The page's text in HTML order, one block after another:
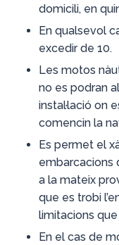
domicili, en
En qualsevol
excedir de 10.
Les motos
no es podran
instal·lació on
comencin la
Es permet el
embarcacions
a la mateix
que es trobi
limitacions
En el cas de